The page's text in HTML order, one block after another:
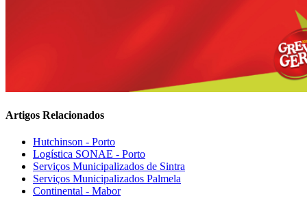
Artigos Relacionados
Hutchinson - Porto
Logística SONAE - Porto
Serviços Municipalizados de Sintra
Serviços Municipalizados Palmela
Continental - Mabor